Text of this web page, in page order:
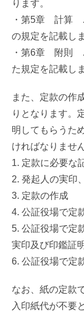
ります。
・第5章 計算
の規定を記載し
・第6章 附則
た規定を記載し
また、定款の作
りとなります。
明してもらうた
ければなりません
1. 定款に必要な
2. 発起人の実印
3. 定款の作成
4. 公証役場で定
5. 公証役場で定
実印及び印鑑証
6. 公証役場で定
なお、紙の定款
入印紙代が不要